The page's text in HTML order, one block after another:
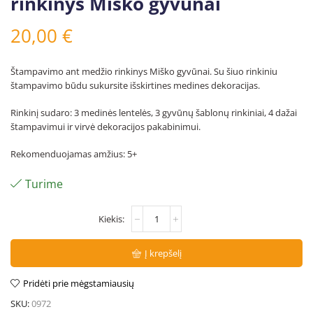
20,00 €
Štampavimo ant medžio rinkinys Miško gyvūnai. Su šiuo rinkiniu
štampavimo būdu sukursite išskirtines medines dekoracijas.
Rinkinį sudaro: 3 medinės lentelės, 3 gyvūnų šablonų rinkiniai, 4 dažai
štampavimui ir virvė dekoracijos pakabinimui.
Rekomenduojamas amžius: 5+
Turime
Į krepšelį
Pridėti prie mėgstamiausių
SKU:0972